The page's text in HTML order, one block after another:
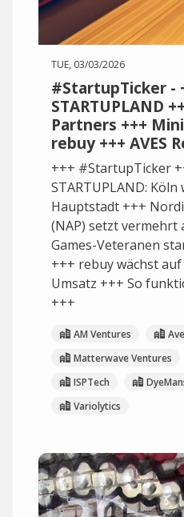
TUE, 03/03/2026
#StartupTicker -
STARTUPLAND
Partners +++
rebuy +++ AVES
+++ #StartupTicker
STARTUPLAND:
Hauptstadt +++
(NAP) setzt vermehrt
Games-Veteranen
+++ rebuy wächst
Umsatz +++ So
+++
AM Ventures
Matterwave Ventures
ISPTech
Variolytics